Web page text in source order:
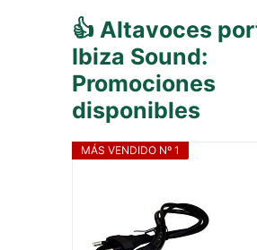
👍 Altavoces
Ibiza Sound:
Promociones
disponibles
MÁS VENDIDO Nº 1